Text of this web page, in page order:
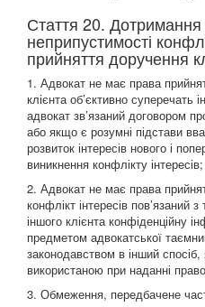
Стаття 20.
неприпустимості
прийняття доручення
1. Адвокат не має права
клієнта об’єктивно суперечать
адвокат зв’язаний договором
або якщо є розумні підстави
розвиток інтересів нового і
виникнення конфлікту інтересів;
2. Адвокат не має права
конфлікт інтересів пов’язаний
іншого клієнта конфіденційну
предметом адвокатської
законодавством в інший
використаною при наданні
3. Обмеження, передбачене